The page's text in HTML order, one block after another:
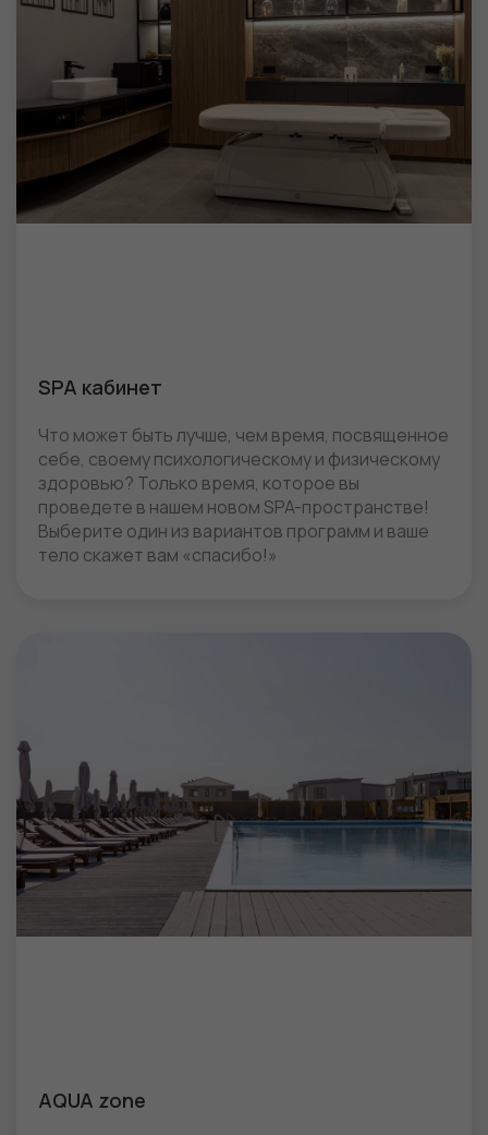
SPA кабинет
Что может быть лучше, чем время, посвященное
себе, своему психологическому и физическому
здоровью? Только время, которое вы
проведете в нашем новом SPA-пространстве!
Выберите один из вариантов программ и ваше
тело скажет вам «спасибо!»
AQUA zone